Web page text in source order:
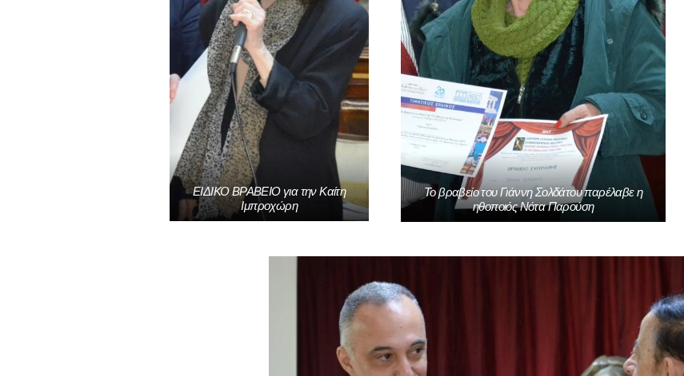
ΕΙΔΙΚΟ ΒΡΑΒΕΙΟ για την Καίτη
Ιμπροχώρη
Το βραβείο του Γιάννη Σολδάτου παρέλαβε η
ηθοποιός Νότα Παρούση